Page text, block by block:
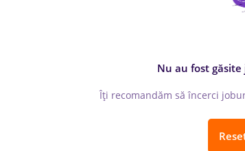
Nu au fost
Îți recomandăm să încerci